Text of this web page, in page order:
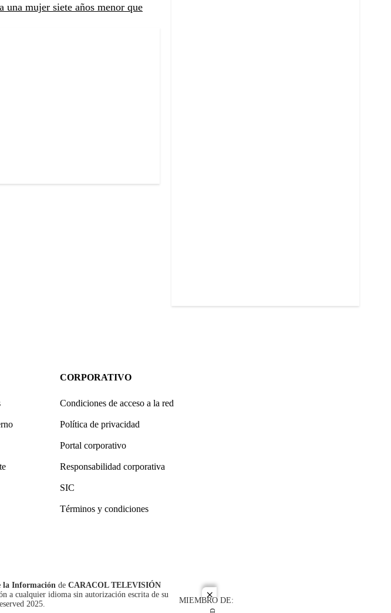
close
mujer siete años menor que
CORPORATIVO
Condiciones de acceso a la red
Política de privacidad
Portal corporativo
Responsabilidad corporativa
SIC
Términos y condiciones
la Información de CARACOL TELEVISIÓN
a cualquier idioma sin autorización escrita de su
2025.
MIEMBRO DE: